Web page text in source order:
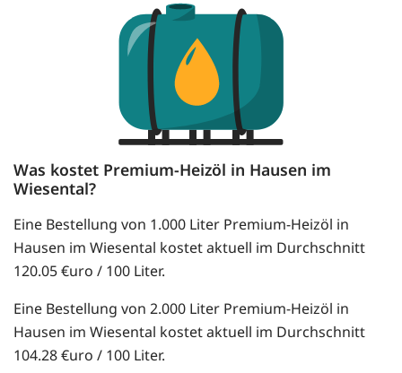
Was kostet Premium-Heizöl in Hausen im
Wiesental?
Eine Bestellung von 1.000 Liter Premium-Heizöl in
Hausen im Wiesental kostet aktuell im Durchschnitt
120.05 €uro / 100 Liter.
Eine Bestellung von 2.000 Liter Premium-Heizöl in
Hausen im Wiesental kostet aktuell im Durchschnitt
104.28 €uro / 100 Liter.